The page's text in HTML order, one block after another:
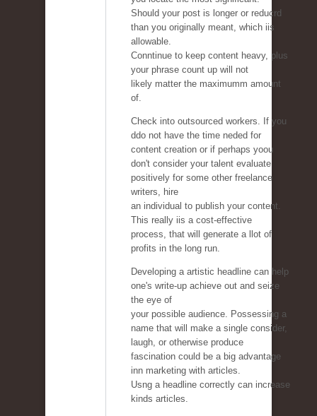
Should your post is longer or reducrd
than you originally meant, which iis
allowable.
Conntinue to keep content heavy, plus
your phrase count up will not
likely matter the maximumm amount
of.
Check into outsourced workers. If you
ddo not have the time neded for
content creation or if perhaps yoou
don't consider your talent evaluate
positively for some other freelance
writers, hire
an individual to publish your content.
This really iis a cost-effective
process, that will generate a llot of
profits in the long run.
Developing a artistic headline can help
one's write-up achieve out and seize
the eye of
your possible audience. Possessing a
name that will make a single consider,
laugh, or otherwise produce
fascination could be a big advantage
inn marketing with articles.
Usng a headline correctly can increase
kinds articles.